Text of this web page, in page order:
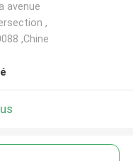
avenue
,
,Chine